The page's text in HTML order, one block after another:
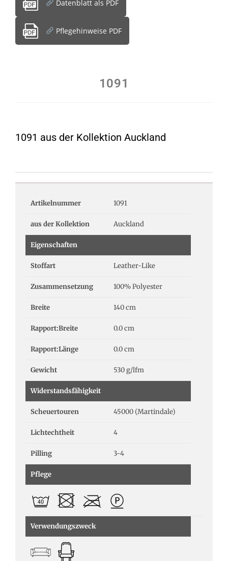
Datenblatt als PDF
Pflegehinweise PDF
1091
1091 aus der Kollektion Auckland
Artikelnummer 1091
aus der Kollektion Auckland
Eigenschaften
Stoffart Leather-Like
Zusammensetzung 100% Polyester
Breite 140 cm
Rapport:Breite 0.0 cm
Rapport:Länge 0.0 cm
Gewicht 530 g/lfm
Widerstandsfähigkeit
Scheuertouren 45000 (Martindale)
Lichtechtheit 4
Pilling 3-4
Pflege
Verwendungszweck